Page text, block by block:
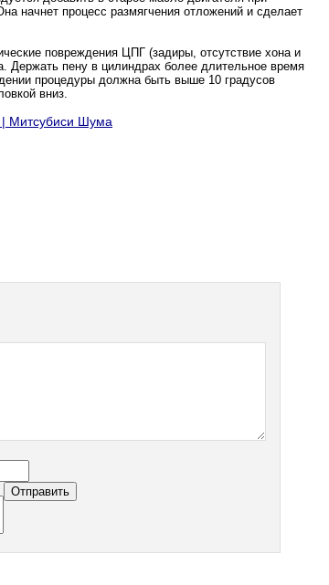
начнет процесс размягчения отложений и сделает
повреждения ЦПГ (задиры, отсутствие хона и
Держать пену в цилиндрах более длительное время
процедуры должна быть выше 10 градусов
вниз.
| Митсубиси Шума